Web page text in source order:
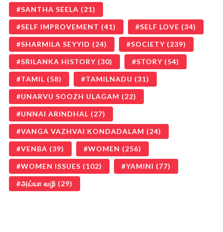
SANTHA SEELA (21)
SELF IMPROVEMENT (41) SELF LOVE (34)
SHARMILA SEYYID (24) SOCIETY (239)
SRILANKA HISTORY (30) STORY (54)
TAMIL (58) TAMILNADU (31)
UNARVU SOOZH ULAGAM (22)
UNNAI ARINDHAL (27)
VANGA VAZHVAI KONDADALAM (24)
VENBA (39) WOMEN (256)
WOMEN ISSUES (102) YAMINI (77)
அய்யா வழி (29)